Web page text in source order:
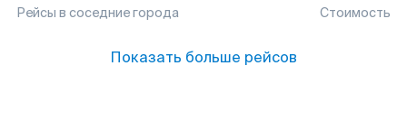
Рейсы в соседние города Стоимость
Показать больше рейсов